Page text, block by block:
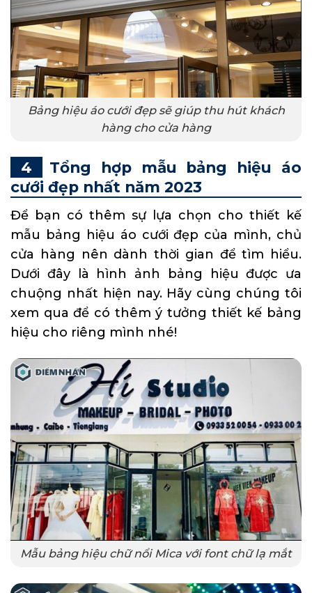
Bảng hiệu áo cưới đẹp sẽ giúp thu hút khách
hàng cho cửa hàng
Tổng hợp mẫu bảng hiệu áo
cưới đẹp nhất năm 2023
Để bạn có thêm sự lựa chọn cho thiết kế
mẫu bảng hiệu áo cưới đẹp của mình, chủ
cửa hàng nên dành thời gian để tìm hiểu.
Dưới đây là hình ảnh bảng hiệu được ưa
chuộng nhất hiện nay. Hãy cùng chúng tôi
xem qua để có thêm ý tưởng thiết kế bảng
hiệu cho riêng mình nhé!
Mẫu bảng hiệu chữ nổi Mica với font chữ lạ mắt